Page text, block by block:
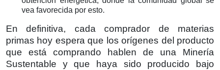
vea favorecida por esto.
En definitiva, cada comprador de materias
primas hoy espera que los orígenes del producto
que está comprando hablen de una Minería
Sustentable y que haya sido producido bajo